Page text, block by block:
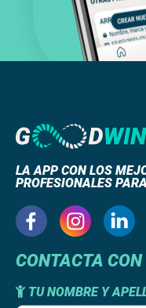
LA APP CON LOS
PROFESIONALES
CONTACTA CON
TU NOMBRE Y